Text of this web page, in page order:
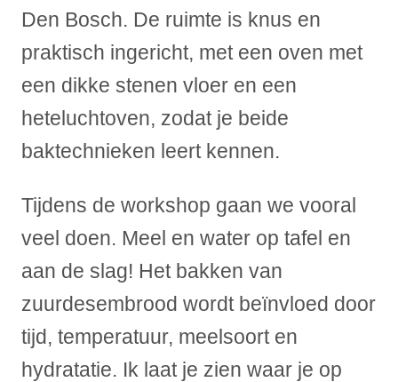
Den Bosch. De ruimte is knus en
praktisch ingericht, met een oven met
een dikke stenen vloer en een
heteluchtoven, zodat je beide
baktechnieken leert kennen.
Tijdens de workshop gaan we vooral
veel doen. Meel en water op tafel en
aan de slag! Het bakken van
zuurdesembrood wordt beïnvloed door
tijd, temperatuur, meelsoort en
hydratatie. Ik laat je zien waar je op